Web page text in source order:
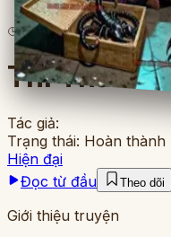
11lượt đọc· 7chương
Thì Thầm
Tác giả:
Trạng thái: Hoàn thành
Hiện đại
Đọc từ đầu
Theo dõi
Giới thiệu truyện